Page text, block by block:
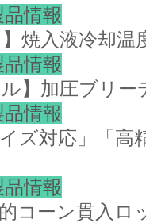
品情報
】焼入液冷却
品情報
ル】加圧ブリ
品情報
イズ対応」「
品情報
的コーン貫入